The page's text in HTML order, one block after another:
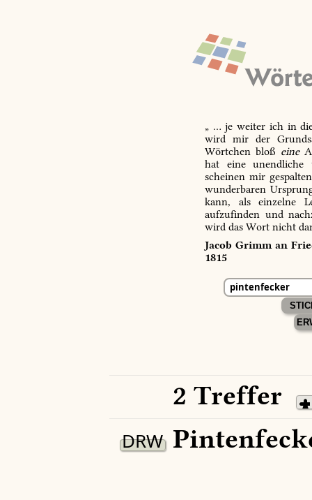
„ … je weiter ich in
wird mir der
Wörtchen bloß eine
hat eine unendliche
scheinen mir
wunderbaren
kann, als einzelne
aufzufinden und
wird das Wort nicht
Jacob Grimm an
1815
2 Treffer
DRW